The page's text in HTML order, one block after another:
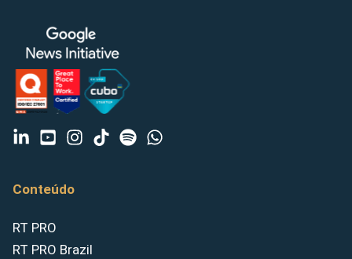
Conteúdo
RT PRO
RT PRO Brazil